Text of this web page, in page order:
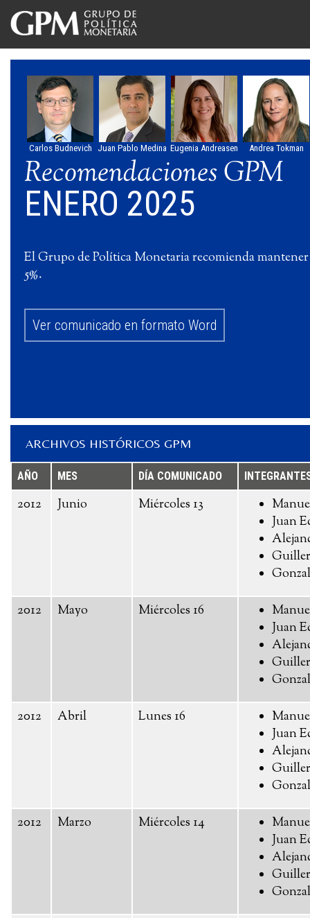
Carlos Budnevich Juan Pablo Medina Eugenia Andreasen Andrea Tokman
Recomendaciones GPM
ENERO 2025
El Grupo de Política Monetaria recomienda
5%.
Ver comunicado en formato Word
ARCHIVOS HISTÓRICOS GPM
AÑO MES DÍA COMUNICADO
2012 Junio Miércoles 13
Juan
2012 Mayo Miércoles 16
Juan
2012 Abril Lunes 16
Juan
2012 Marzo Miércoles 14
Juan